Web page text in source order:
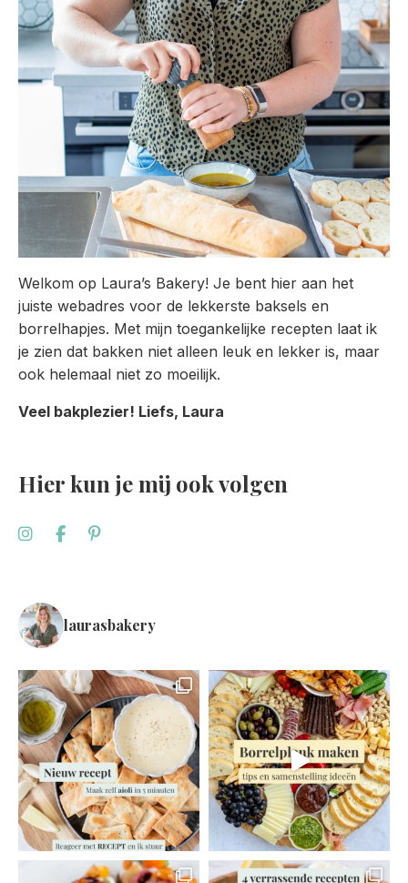
Welkom op Laura’s Bakery! Je bent hier aan het
juiste webadres voor de lekkerste baksels en
borrelhapjes. Met mijn toegankelijke recepten laat ik
je zien dat bakken niet alleen leuk en lekker is, maar
ook helemaal niet zo moeilijk.
Veel bakplezier! Liefs, Laura
Hier kun je mij ook volgen
laurasbakery